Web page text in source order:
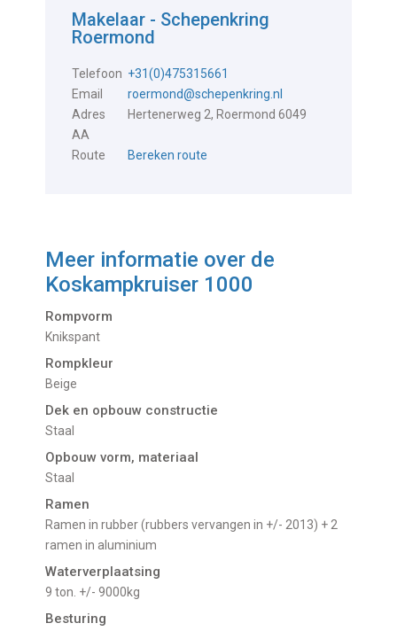
Makelaar - Schepenkring
Roermond
Telefoon +31(0)475315661
Email
roermond@schepenkring.nl
Adres
Hertenerweg 2, Roermond 6049
AA
Route
Bereken route
Meer informatie over de
Koskampkruiser 1000
Rompvorm
Knikspant
Rompkleur
Beige
Dek en opbouw constructie
Staal
Opbouw vorm, materiaal
Staal
Ramen
Ramen in rubber (rubbers vervangen in +/- 2013) + 2
ramen in aluminium
Waterverplaatsing
9 ton. +/- 9000kg
Besturing